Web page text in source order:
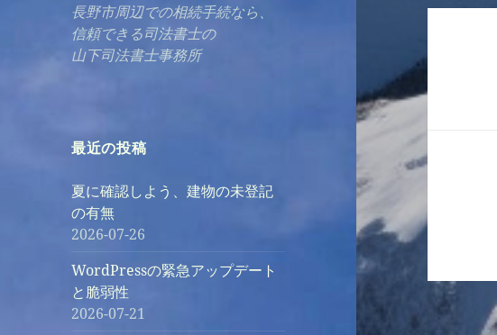
長野市周辺での相続手続なら、
信頼できる司法書士の
山下司法書士事務所
最近の投稿
夏に確認しよう、建物の未登記
の有無
2026-07-26
WordPressの緊急アップデート
と脆弱性
2026-07-21
ー
ョ